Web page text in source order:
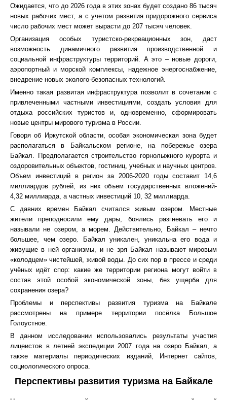
Ожидается, что до 2026 года в этих зонах будет создано 86 тысяч
новых рабочих мест, а с учетом развития придорожного сервиса
число рабочих мест может вырасти до 207 тысяч человек.
Организация особых туристско-рекреационных зон, даст
возможность динамичного развития производственной и
социальной инфраструктуры территорий. А это – новые дороги,
аэропортный и морской комплексы, надежное энергоснабжение,
внедрение новых эколого-безопасных технологий.
Именно такая развитая инфраструктура позволит в сочетании с
привлеченными частными инвестициями, создать условия для
отдыха российских туристов и, одновременно, сформировать
новые центры мирового туризма в России.
Говоря об Иркутской области, особая экономическая зона будет
располагаться в Байкальском регионе, на побережье озера
Байкал. Предполагается строительство горнолыжного курорта и
оздоровительных объектов, гостиниц, учебных и научных центров.
Объем инвестиций в регион за 2006-2020 годы составит 14,6
миллиардов рублей, из них объем государственных вложений-
4,32 миллиарда, а частных инвестиций 10, 32 миллиарда.
С давних времен Байкал считался живым озером. Местные
жители преподносили ему дары, боялись разгневать его и
называли не озером, а морем. Действительно, Байкал – нечто
большее, чем озеро. Байкал уникален, уникальна его вода и
живущие в ней организмы, и не зря Байкал называют мировым
«колодцем» чистейшей, живой воды. До сих пор в прессе и среди
учёных идёт спор: какие же территории региона могут войти в
состав этой особой экономической зоны, без ущерба для
сохранения озера?
Проблемы и перспективы развития туризма на Байкале
рассмотрены на примере территории посёлка Большое
Голоустное.
В данном исследовании использовались результаты участия
лицеистов в летней экспедиции 2007 года на озеро Байкал, а
также материалы периодических изданий, Интернет сайтов,
социологического опроса.
Перспективы развития туризма на Байкале